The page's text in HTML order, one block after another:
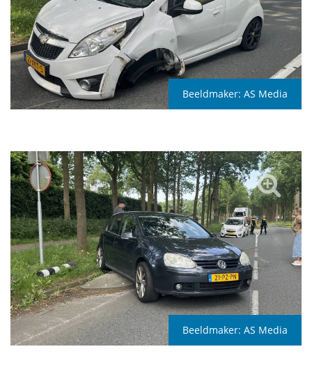
Beeldmaker: AS Media
Beeldmaker: AS Media